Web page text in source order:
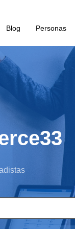
Blog Personas